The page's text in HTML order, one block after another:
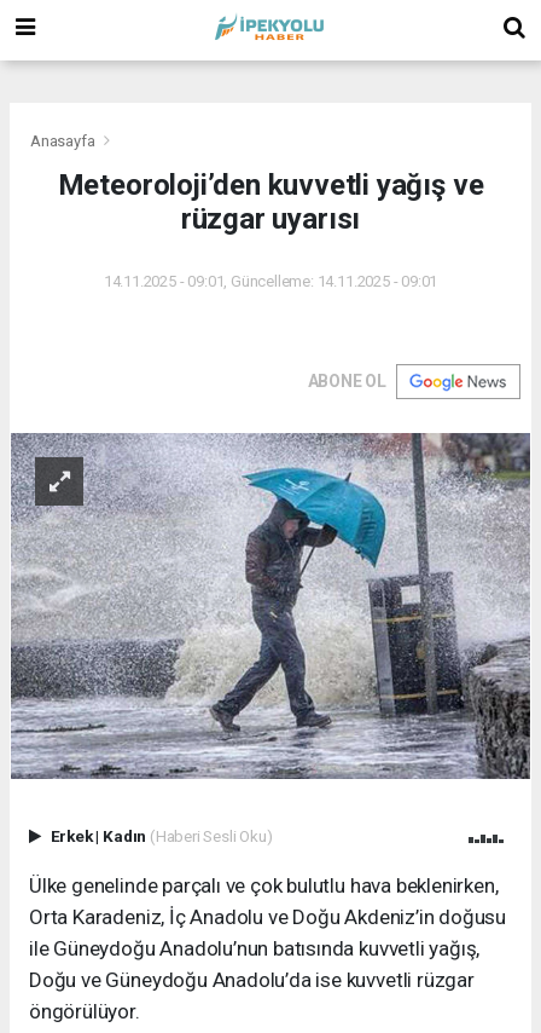
Anasayfa
Meteoroloji’den kuvvetli yağış ve
rüzgar uyarısı
14.11.2025 - 09:01, Güncelleme: 14.11.2025 - 09:01
ABONE OL
Erkek| Kadın (Haberi Sesli Oku)
Ülke genelinde parçalı ve çok bulutlu hava beklenirken,
Orta Karadeniz, İç Anadolu ve Doğu Akdeniz’in doğusu
ile Güneydoğu Anadolu’nun batısında kuvvetli yağış,
Doğu ve Güneydoğu Anadolu’da ise kuvvetli rüzgar
öngörülüyor.